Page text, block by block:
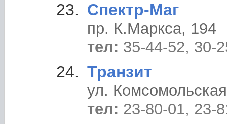
Спектр-Маг
пр. К.Маркса, 194
тел: 35-44-52, 30-
Транзит
ул.
тел: 23-80-01, 23-